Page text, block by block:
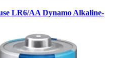
LR6/AA Dynamo Alkaline-